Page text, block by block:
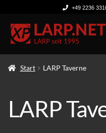
+49 2236
Zur
Navigation
springen
Zum
Inhalt
springen
Start LARP Taverne
LARP